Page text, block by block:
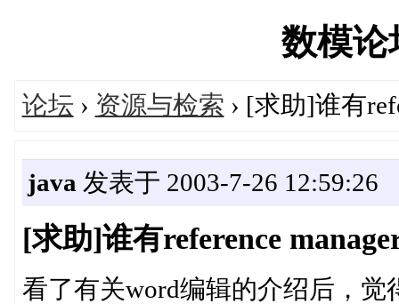
数模论
论坛 › 资源与检索 › [求助]谁有
java 发表于 2003-7-26 12:59:26
[求助]谁有reference
看了有关word编辑的介绍后，觉